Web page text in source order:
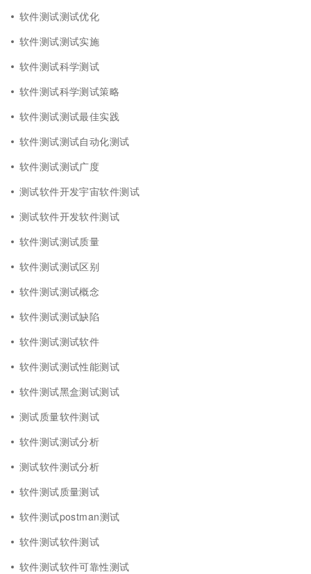
软件测试测试优化
软件测试测试实施
软件测试科学测试
软件测试科学测试策略
软件测试测试最佳实践
软件测试测试自动化测试
软件测试测试广度
测试软件开发宇宙软件测试
测试软件开发软件测试
软件测试测试质量
软件测试测试区别
软件测试测试概念
软件测试测试缺陷
软件测试测试软件
软件测试测试性能测试
软件测试黑盒测试测试
测试质量软件测试
软件测试测试分析
测试软件测试分析
软件测试质量测试
软件测试postman测试
软件测试软件测试
软件测试软件可靠性测试